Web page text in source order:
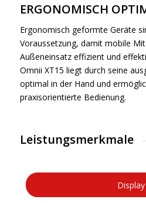
ERGONOMISCH
Ergonomisch geformte Geräte
Voraussetzung, damit mobile
Außeneinsatz effizient und
Omnii XT15 liegt durch seine
optimal in der Hand und
praxisorientierte Bedienung.
Leistungsmerkmale
Display